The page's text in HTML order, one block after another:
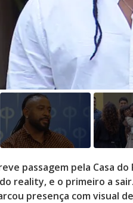
passagem pela Casa
reality, e o primeiro a
presença com visual